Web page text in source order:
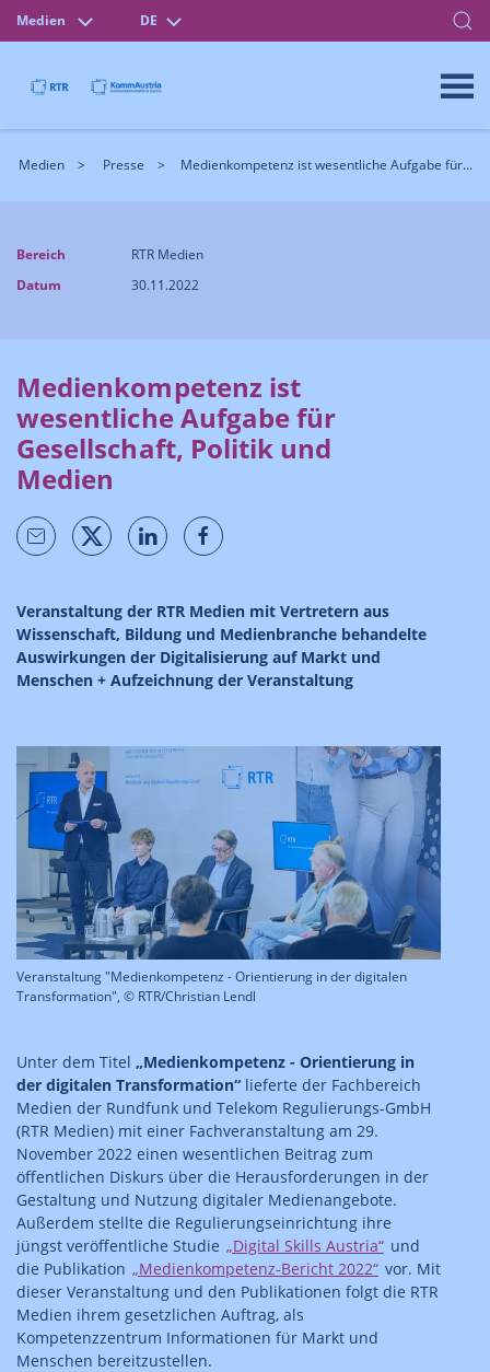
Medien DE
Medien Presse Medienkompetenz ist wesentliche Aufgabe für...
Bereich
RTR Medien
Datum
30.11.2022
Medienkompetenz ist
wesentliche Aufgabe für
Gesellschaft, Politik und
Medien
Veranstaltung der RTR Medien mit Vertretern aus
Wissenschaft, Bildung und Medienbranche behandelte
Auswirkungen der Digitalisierung auf Markt und
Menschen + Aufzeichnung der Veranstaltung
Veranstaltung "Medienkompetenz - Orientierung in der digitalen
Transformation", © RTR/Christian Lendl
Unter dem Titel „Medienkompetenz - Orientierung in
der digitalen Transformation“ lieferte der Fachbereich
Medien der Rundfunk und Telekom Regulierungs-GmbH
(RTR Medien) mit einer Fachveranstaltung am 29.
November 2022 einen wesentlichen Beitrag zum
öffentlichen Diskurs über die Herausforderungen in der
Gestaltung und Nutzung digitaler Medienangebote.
Außerdem stellte die Regulierungseinrichtung ihre
jüngst veröffentliche Studie „Digital Skills Austria“ und
die Publikation „Medienkompetenz-Bericht 2022“ vor. Mit
dieser Veranstaltung und den Publikationen folgt die RTR
Medien ihrem gesetzlichen Auftrag, als
Kompetenzzentrum Informationen für Markt und
Menschen bereitzustellen.